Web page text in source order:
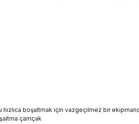
boşaltmak için vazgeçilmez bir
çamçak